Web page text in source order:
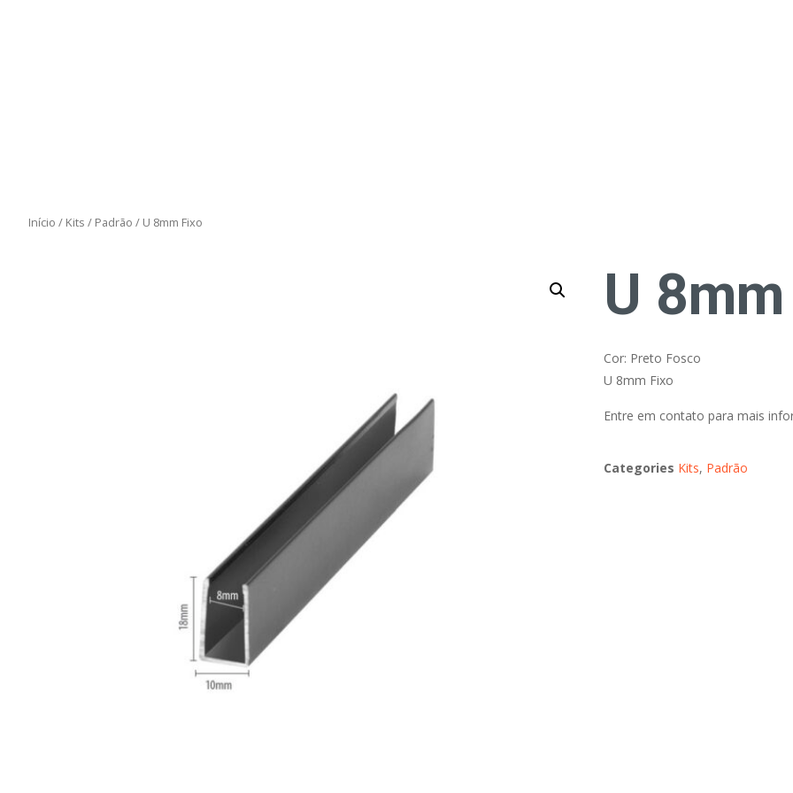
Início / Kits / Padrão / U 8mm Fixo
U
Cor: Preto Fosco
U 8mm Fixo
Entre em contato para mais
Categories Kits, Padrão